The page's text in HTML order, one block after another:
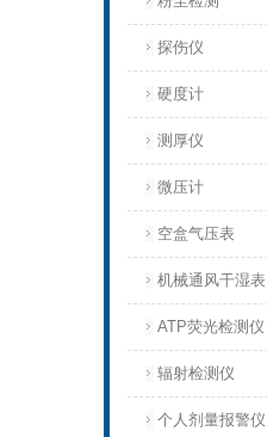
探伤仪
硬度计
测厚仪
微压计
空盒气压表
机械通风干湿表
ATP荧光检测仪
辐射检测仪
个人剂量报警仪